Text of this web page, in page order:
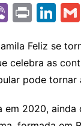
Vi
er
Pr
t
Li
k
e
dI
n
Feliz se
celebra as
pode
em 2020,